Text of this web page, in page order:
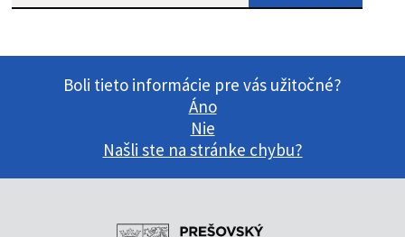
Boli tieto informácie pre vás užitočné?
Áno
Nie
Našli ste na stránke chybu?